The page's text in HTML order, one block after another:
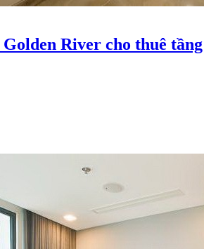
River cho thuê